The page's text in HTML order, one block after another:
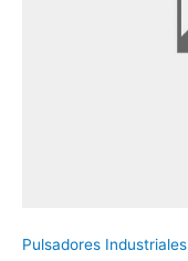
Pulsadores Industriales